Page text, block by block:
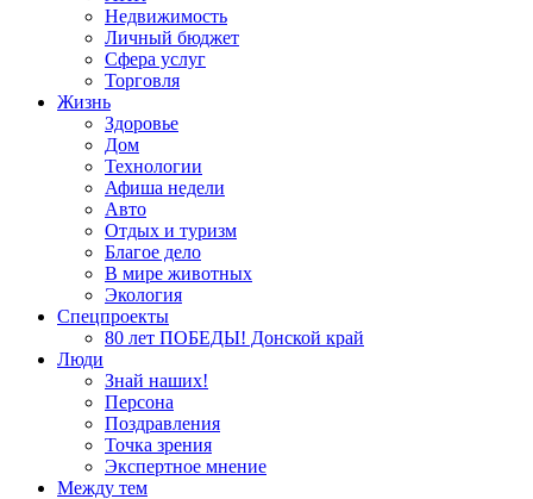
Недвижимость
Личный бюджет
Сфера услуг
Торговля
Жизнь
Здоровье
Дом
Технологии
Афиша недели
Авто
Отдых и туризм
Благое дело
В мире животных
Экология
Спецпроекты
80 лет ПОБЕДЫ! Донской край
Люди
Знай наших!
Персона
Поздравления
Точка зрения
Экспертное мнение
Между тем